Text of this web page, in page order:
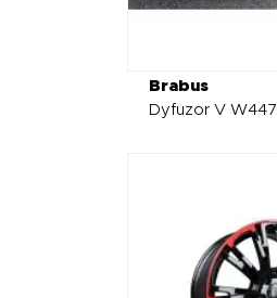
Brabus
Dyfuzor V W447